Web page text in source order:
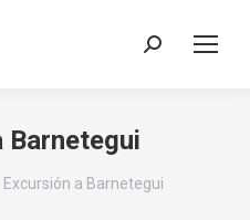
Barnetegui
Excursión a Barnetegui